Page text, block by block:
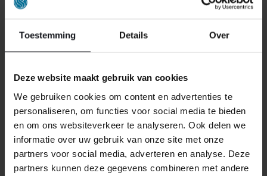
Toestemming Details Over
Deze website maakt gebruik van cookies
We gebruiken cookies om content en advertenties te
personaliseren, om functies voor social media te bieden
en om ons websiteverkeer te analyseren. Ook delen we
informatie over uw gebruik van onze site met onze
partners voor social media, adverteren en analyse. Deze
partners kunnen deze gegevens combineren met andere